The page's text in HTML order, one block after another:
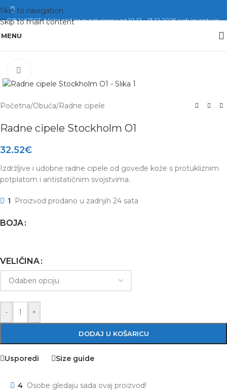
Skip to navigation
Skip to main content
OBAVIJEST: Maloprodaja je zatvorena od 10.12. -13.12.2025 radi inventure.
MENU
Početna/Obuća/Radne cipele
Radne cipele Stockholm O1
32.52€
Izdržljive i udobne radne cipele od goveđe kože s protukliznim
potplatom i antistatičnim svojstvima.
1 Proizvod prodano u zadnjih 24 sata
BOJA
VELIČINA
- +
DODAJ U KOŠARICU
Usporedi Size guide
4 Osobe gledaju sada ovaj proizvod!